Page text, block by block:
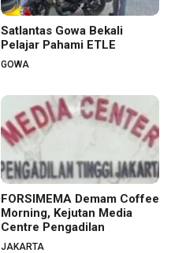
Satlantas Gowa Bekali
Pelajar Pahami ETLE
GOWA
FORSIMEMA Demam Coffee
Morning, Kejutan Media
Centre Pengadilan
JAKARTA